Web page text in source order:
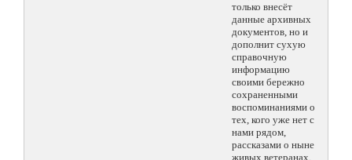
только внесёт
данные архивных
документов, но и
дополнит сухую
справочную
информацию
своими бережно
сохраненными
воспоминаниями о
тех, кого уже нет с
нами рядом,
рассказами о ныне
живых ветеранах,